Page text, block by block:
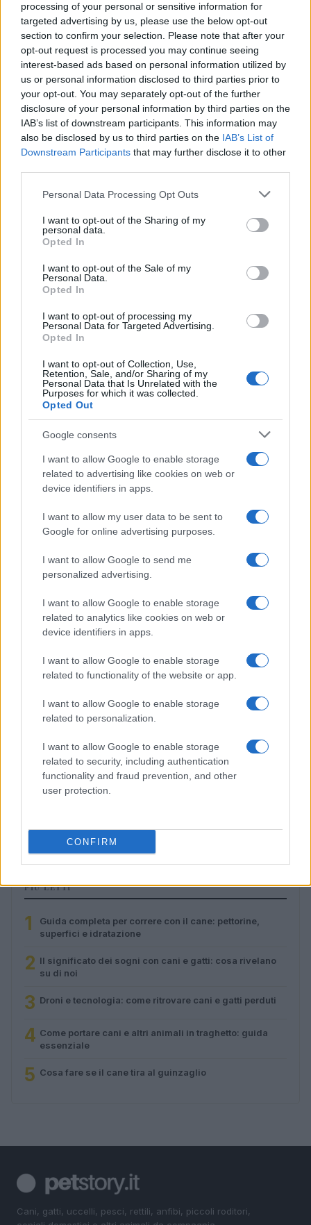
processing of your personal or sensitive information for
targeted advertising by us, please use the below opt-out
section to confirm your selection. Please note that after your
opt-out request is processed you may continue seeing
interest-based ads based on personal information utilized by
us or personal information disclosed to third parties prior to
your opt-out. You may separately opt-out of the further
disclosure of your personal information by third parties on the
IAB’s list of downstream participants. This information may
also be disclosed by us to third parties on the IAB’s List of
Downstream Participants that may further disclose it to other
Please note that this website/app uses one or more Google
not limited to your visit or usage behaviour. You may click to
grant or deny consent to Google and its third-party tags to
use your data for below specified purposes in below Google
consent section.
Personal Data Processing Opt Outs
I want to opt-out of the Sharing of my
personal data.
Opted In
I want to opt-out of the Sale of my
Personal Data.
Opted In
I want to opt-out of processing my
Personal Data for Targeted Advertising.
Opted In
I want to opt-out of Collection, Use,
Retention, Sale, and/or Sharing of my
Personal Data that Is Unrelated with the
Purposes for which it was collected.
Opted Out
Google consents
I want to allow Google to enable storage
related to advertising like cookies on web or
device identifiers in apps.
I want to allow my user data to be sent to
Google for online advertising purposes.
I want to allow Google to send me
personalized advertising.
I want to allow Google to enable storage
related to analytics like cookies on web or
device identifiers in apps.
I want to allow Google to enable storage
related to functionality of the website or app.
I want to allow Google to enable storage
related to personalization.
I want to allow Google to enable storage
related to security, including authentication
functionality and fraud prevention, and other
user protection.
CONFIRM
Continua a leggere
Beagle ipoallergenici creati con CRISPR: la rivoluzione
Greta Salvati · 7 Ago 2026
salvataggio di cani maltrattati
Greta Salvati · 6 Ago 2026
CANI
Greta Salvati · 6 Ago 2026
PIÙ LETTI
1
Guida completa per correre con il cane: pettorine,
superfici e idratazione
2 Il significato dei sogni con cani e gatti: cosa rivelano
su di noi
3 Droni e tecnologia: come ritrovare cani e gatti perduti
4 Come portare cani e altri animali in traghetto: guida
essenziale
5 Cosa fare se il cane tira al guinzaglio
Cani, gatti, uccelli, pesci, rettili, anfibi, piccoli roditori,